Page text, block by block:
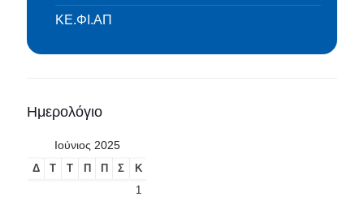
ΚΕ.ΦΙ.ΑΠ
Ημερολόγιο
Ιούνιος 2025
Δ Τ Τ Π Π Σ
Κ
1